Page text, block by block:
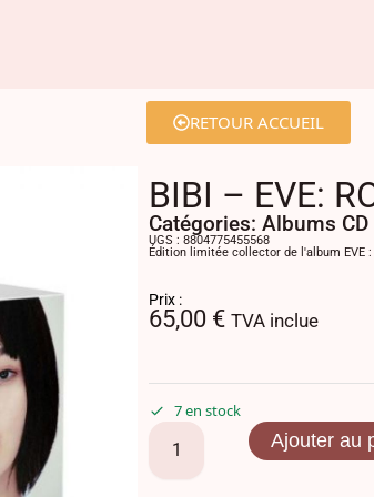
RETOUR ACCUEIL
BIBI – EVE:
Catégories: Albums CD
UGS : 8804775455568
Édition limitée collector de l'album EVE
Prix :
65,00 € TVA inclue
7 en stock
Ajouter au